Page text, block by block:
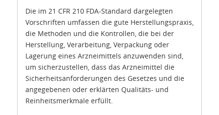
Die im 21 CFR 210 FDA-Standard dargelegten
Vorschriften umfassen die gute Herstellungspraxis,
die Methoden und die Kontrollen, die bei der
Herstellung, Verarbeitung, Verpackung oder
Lagerung eines Arzneimittels anzuwenden sind,
um sicherzustellen, dass das Arzneimittel die
Sicherheitsanforderungen des Gesetzes und die
angegebenen oder erklärten Qualitäts- und
Reinheitsmerkmale erfüllt.